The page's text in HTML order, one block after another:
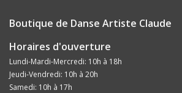
Boutique de Danse Artiste Claude
Horaires d'ouverture
Lundi-Mardi-Mercredi: 10h à 18h
Jeudi-Vendredi: 10h à 20h
Samedi: 10h à 17h